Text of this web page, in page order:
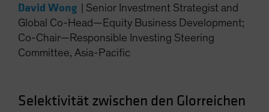
Singapore
South Korea - 대한민국
Spain
David Wong
Senior Investment Strategist and
Global Co-Head—Equity Business Development;
Co-Chair—Responsible Investing Steering
Committee, Asia-Pacific
Selektivität zwischen den Glorreichen